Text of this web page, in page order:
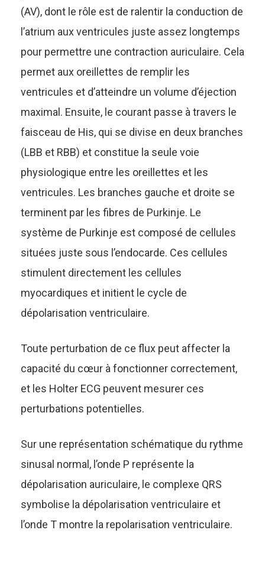
(AV), dont le rôle est de ralentir la conduction de
l’atrium aux ventricules juste assez longtemps
pour permettre une contraction auriculaire. Cela
permet aux oreillettes de remplir les
ventricules et d’atteindre un volume d’éjection
maximal. Ensuite, le courant passe à travers le
faisceau de His, qui se divise en deux branches
(LBB et RBB) et constitue la seule voie
physiologique entre les oreillettes et les
ventricules. Les branches gauche et droite se
terminent par les fibres de Purkinje. Le
système de Purkinje est composé de cellules
situées juste sous l’endocarde. Ces cellules
stimulent directement les cellules
myocardiques et initient le cycle de
dépolarisation ventriculaire.
Toute perturbation de ce flux peut affecter la
capacité du cœur à fonctionner correctement,
et les Holter ECG peuvent mesurer ces
perturbations potentielles.
Sur une représentation schématique du rythme
sinusal normal, l’onde P représente la
dépolarisation auriculaire, le complexe QRS
symbolise la dépolarisation ventriculaire et
l’onde T montre la repolarisation ventriculaire.